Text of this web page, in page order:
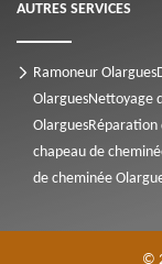
AUTRES SERVICES
Ramoneur Olargues
OlarguesNettoyage
OlarguesRéparation
chapeau de
de cheminée
©